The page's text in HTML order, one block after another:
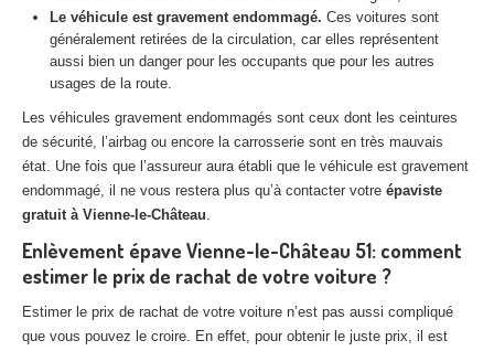
RACHATVÉHICULES
CONTACT
01 83 64 20 40
Le véhicule est gravement endommagé. Ces voitures sont
généralement retirées de la circulation, car elles représentent
aussi bien un danger pour les occupants que pour les autres
usages de la route.
Les véhicules gravement endommagés sont ceux dont les ceintures
de sécurité, l’airbag ou encore la carrosserie sont en très mauvais
état. Une fois que l’assureur aura établi que le véhicule est gravement
endommagé, il ne vous restera plus qu’à contacter votre épaviste
gratuit à Vienne-le-Château.
Enlèvement épave Vienne-le-Château 51: comment
estimer le prix de rachat de votre voiture ?
Estimer le prix de rachat de votre voiture n’est pas aussi compliqué
que vous pouvez le croire. En effet, pour obtenir le juste prix, il est